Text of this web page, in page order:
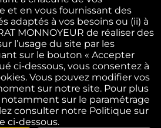
et en vous fournissant des
adaptés à vos besoins ou (ii) à
MONNOYEUR de réaliser des
l’usage du site par les
sur le bouton « Accepter
ci-dessous, vous consentez à
Vous pouvez modifier vos
sur notre site. Pour plus
sur le paramétrage
consulter notre Politique sur
ci-dessous.